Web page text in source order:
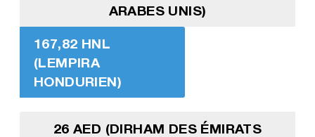
ARABES UNIS)
167,82 HNL
(LEMPIRA
HONDURIEN)
26 AED (DIRHAM DES ÉMIRATS